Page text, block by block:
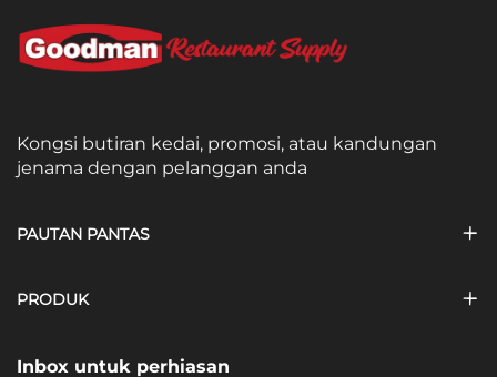
Kongsi butiran kedai, promosi, atau kandungan
jenama dengan pelanggan anda
PAUTAN PANTAS
PRODUK
Inbox untuk perhiasan